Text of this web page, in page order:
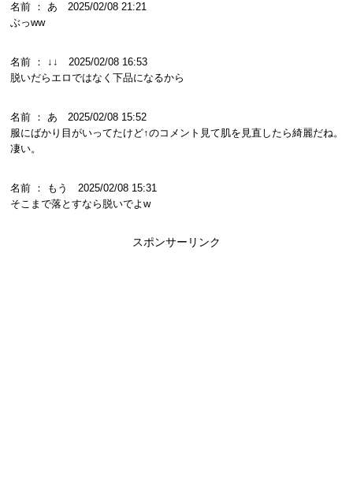
名前 ： あ 2025/02/08 21:21
ぶっww
名前 ： ↓↓ 2025/02/08 16:53
脱いだらエロではなく下品になるから
名前 ： あ 2025/02/08 15:52
服にばかり目がいってたけど↑のコメント見て肌を見直したら綺麗だね。
凄い。
名前 ： もう 2025/02/08 15:31
そこまで落とすなら脱いでよw
スポンサーリンク